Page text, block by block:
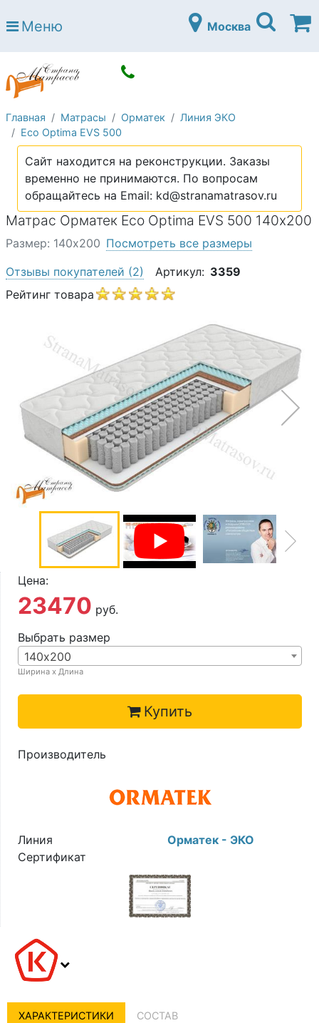
Страна матрасов
Open submenu (Матрасы)
Open submenu (Кровати)
Кровати
Open submenu (Аксессуары)
Open submenu (Диваны)
Диваны
Open submenu (Постельное белье)
Постельное белье
Open submenu (Мебель)
Мебель
Open submenu (Основания)
Основания
Open submenu (Детские матрасы)
Детские матрасы
Open submenu (Детские кровати)
Детские кровати
Open submenu (Шкафы)
Шкафы
Контакты
Доставка по городу
Меню Москва
Главная Матрасы Орматек
Линия ЭКО
Eco Optima EVS 500
Сайт находится на реконструкции. Заказы
временно не принимаются. По вопросам
обращайтесь на Email: kd@stranamatrasov.ru
Матрас Орматек Eco Optima EVS 500 140х200
Размер: 140х200 Посмотреть все размеры
Отзывы покупателей (2) Артикул: 3359
Рейтинг товара
Цена:
23470 руб.
Выбрать размер
140х200
Ширина х Длина
Купить
Производитель
Линия
Орматек - ЭКО
Сертификат
ХАРАКТЕРИСТИКИ СОСТАВ